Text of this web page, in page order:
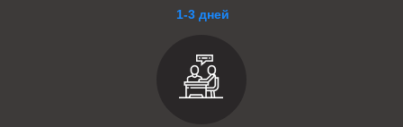
1-3 дней